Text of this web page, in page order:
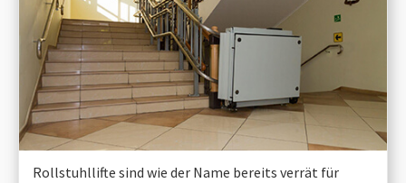
Rollstuhllifte sind wie der Name bereits verrät für